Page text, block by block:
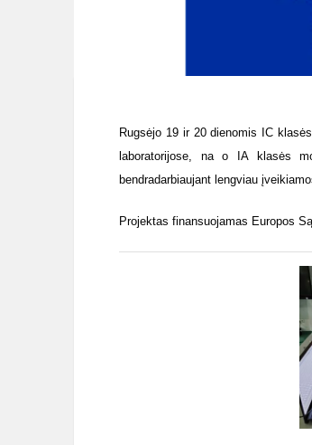
Rugsėjo 19 ir 20 dienomis IC
laboratorijose, na o IA klasės
bendradarbiaujant lengviau
Projektas finansuojamas Europos